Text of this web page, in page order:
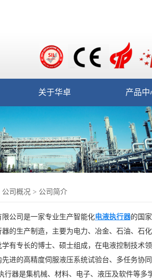
关于华卓 产品中
公司概况 > 公司简介
公司是一家专业生产智能化 电液执行器的国
的生产制造，主要为电力、冶金、石油、石
有专长的博士、硕士组成，在电液控制技术
先进的高精度伺服液压系统试验台、多任务
行器是集机械、材料、电子、液压及软件等